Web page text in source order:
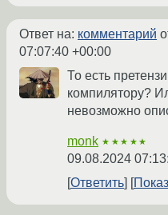
Ответ на: комментарий
07:07:40 +00:00
То есть
компилятору?
невозможно
monk ★★★★★
09.08.2024
Ответить